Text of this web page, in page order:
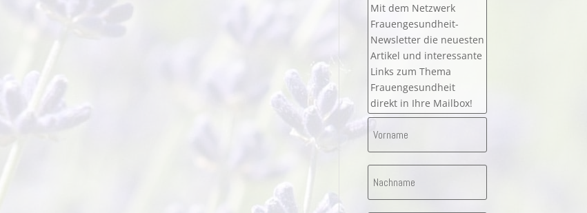
Mit dem Netzwerk
Frauengesundheit-
Newsletter die neuesten
Artikel und interessante
Links zum Thema
Frauengesundheit
direkt in Ihre Mailbox!